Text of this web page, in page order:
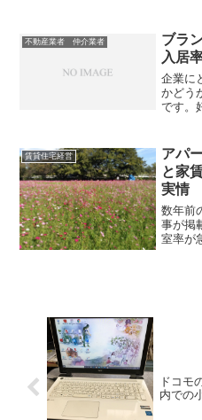
上げら
ンの規
不動産業者 仲介業者
ブラ
入居
企業に
かどう
です。
ンド力
ところ
賃貸住宅経営
アパ
と家
実情
数年前
事が掲
室率が
ドコモ
内での